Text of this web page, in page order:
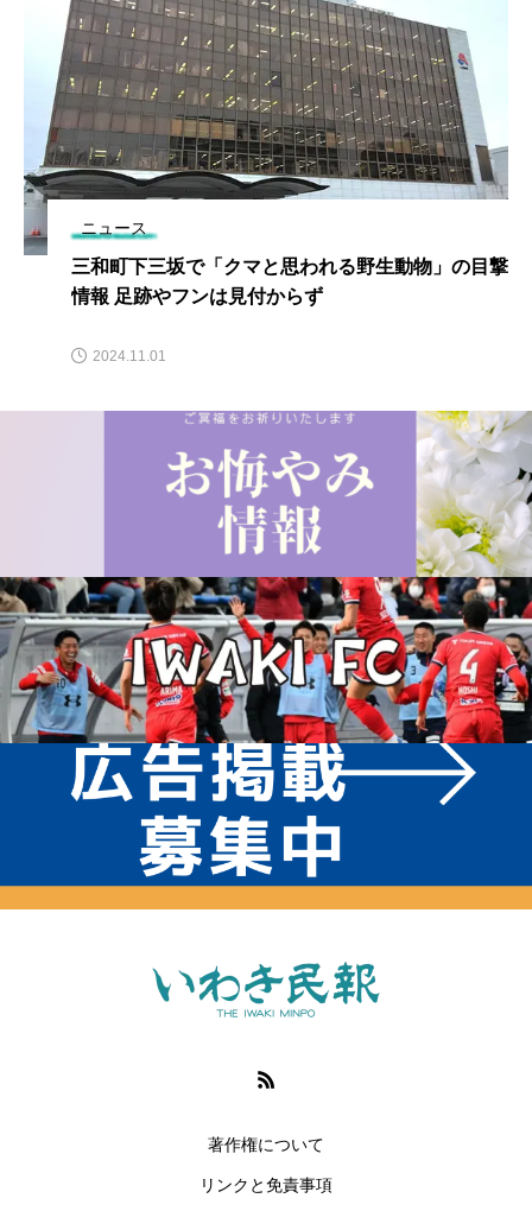
ニュース
三和町下三坂で「クマと思われる野生動物」の目撃
情報 足跡やフンは見付からず
2024.11.01
著作権について
リンクと免責事項